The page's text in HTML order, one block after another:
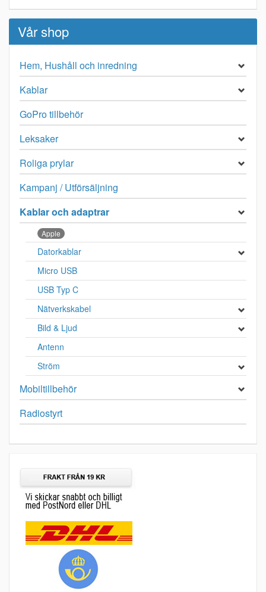
Vår shop
Hem, Hushåll och inredning
Kablar
GoPro tillbehör
Leksaker
Roliga prylar
Kampanj / Utförsäljning
Kablar och adaptrar
Apple
Datorkablar
Micro USB
USB Typ C
Nätverkskabel
Bild & Ljud
Antenn
Ström
Mobiltillbehör
Radiostyrt